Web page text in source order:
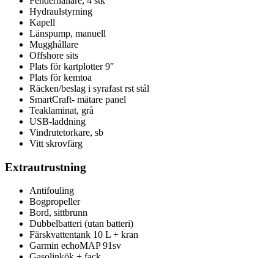
Hydraulstyrning
Kapell
Länspump, manuell
Mugghållare
Offshore sits
Plats för kartplotter 9″
Plats för kemtoa
Räcken/beslag i syrafast rst stål
SmartCraft- mätare panel
Teaklaminat, grå
USB-laddning
Vindrutetorkare, sb
Vitt skrovfärg
Extrautrustning
Antifouling
Bogpropeller
Bord, sittbrunn
Dubbelbatteri (utan batteri)
Färskvattentank 10 L + kran
Garmin echoMAP 91sv